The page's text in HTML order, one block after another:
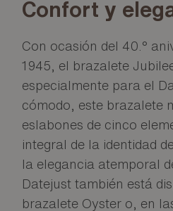
Confort y
Con ocasión del 40.°
1945, el brazalete
especialmente para el
cómodo, este brazalete
eslabones de cinco
integral de la identidad
la elegancia atemporal
Datejust también está
brazalete Oyster o, en